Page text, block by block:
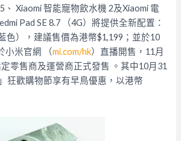
、 Xiaomi 智能寵物飲水機 2及Xiaomi 電
Pad SE 8.7 （4G）將提供全新配置：
色），建議售價為港幣$1,199； 並於10
小米官網 （mi.com/hk）直播開售，11月
零售商及運營商正式發售 。其中10月31
狂歡購物節享有早鳥優惠，以港幣